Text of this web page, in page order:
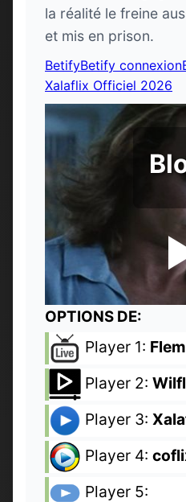
la réalité le freine
et mis en prison.
BetifyBetify connexion
Xalaflix Officiel 2026
OPTIONS DE:
Player 1:
Player 2:
Player 3:
Player 4:
Player 5: